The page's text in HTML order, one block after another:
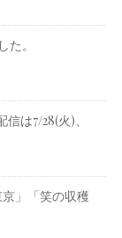
。
は7/28(火)、
京」「笑の収穫